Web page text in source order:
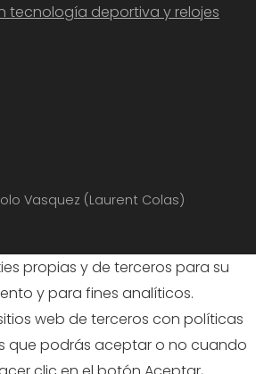
tecnología deportiva y relojes
Vasquez (Laurent Colas)
propias y de terceros para su
y para fines analíticos.
web de terceros con políticas
que podrás aceptar o no cuando